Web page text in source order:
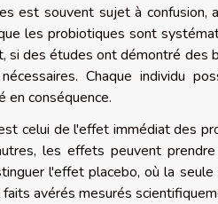
est souvent sujet à confusion,
les probiotiques sont
si des études ont démontré des
Chaque individu
conséquence.
celui de l'effet immédiat des
les effets peuvent
l'effet placebo, où la
avérés mesurés